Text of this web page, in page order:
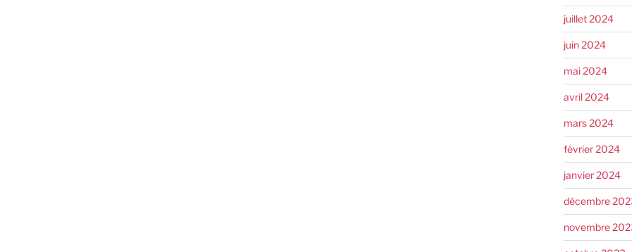
juillet 2024
juin 2024
mai 2024
avril 2024
mars 2024
février 2024
janvier 2024
décembre
novembre